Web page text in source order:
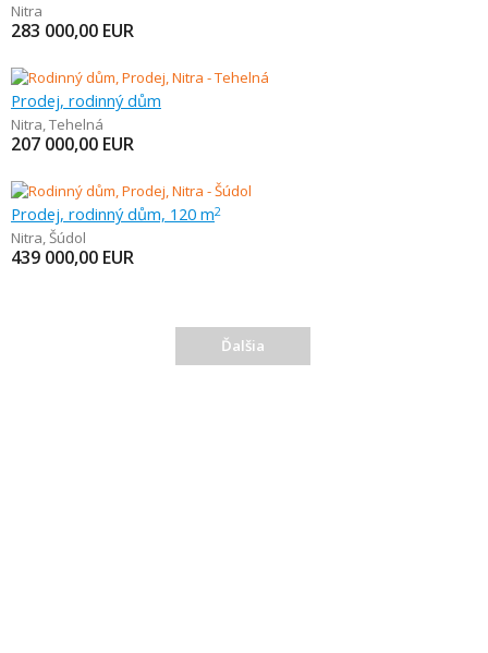
Nitra
283 000,00 EUR
Prodej, rodinný dům
Nitra,Tehelná
207 000,00 EUR
Prodej, rodinný dům, 120 m2
Nitra,Šúdol
439 000,00 EUR
Ďalšia